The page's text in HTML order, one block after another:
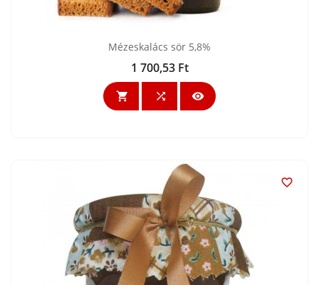
Mézeskalács sör 5,8%
Ár
1 700,53 Ft
  
